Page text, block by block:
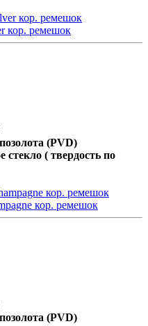
кор. ремешок
(PVD)
стекло ( твердость по
кор. ремешок
(PVD)